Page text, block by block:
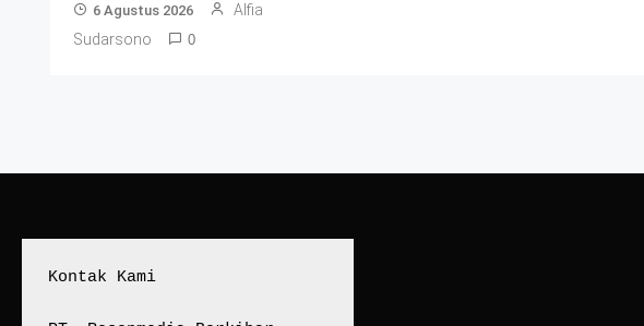
6 Agustus 2026
Alfia
Sudarsono
0
Kontak Kami